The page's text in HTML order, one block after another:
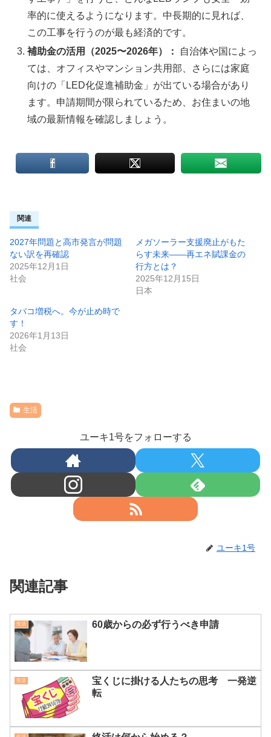
率的に使えるようになります。中長期的に見れば、
この工事を行うのが最も経済的です。
補助金の活用（2025〜2026年）：
自治体や国によっ
ては、オフィスやマンション共用部、さらには家庭
向けの「LED化促進補助金」が出ている場合があり
ます。申請期間が限られているため、お住まいの地
域の最新情報を確認しましょう。
関連
2027年問題と高市発言が問題
ない訳を再確認
2025年12月1日
社会
メガソーラー支援廃止がもた
らす未来――再エネ賦課金の
行方とは？
2025年12月15日
日本
タバコ増税へ。今が止め時で
す！
2026年1月13日
社会
生活
ユーキ1号をフォローする
ユーキ1号
関連記事
生活 60歳からの必ず行うべき申請
生活
宝くじに掛ける人たちの思考 一発逆
転